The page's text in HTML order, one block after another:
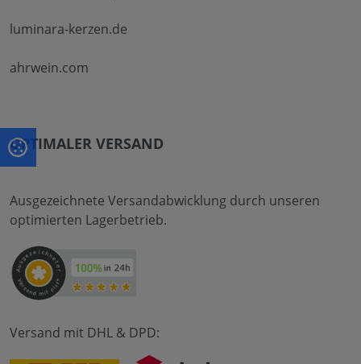
luminara-kerzen.de
ahrwein.com
OPTIMALER VERSAND
Ausgezeichnete Versandabwicklung durch unseren
optimierten Lagerbetrieb.
Versand mit DHL & DPD: